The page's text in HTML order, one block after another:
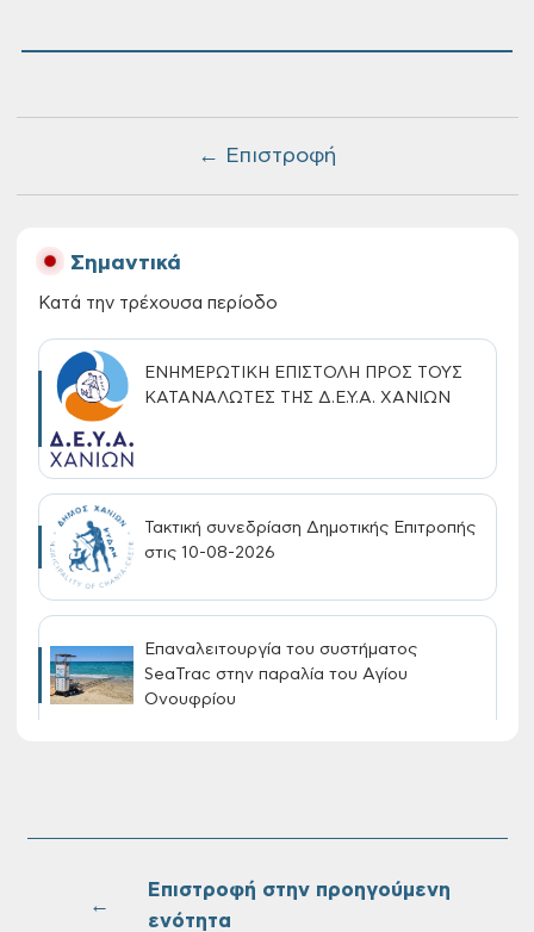
← Επιστροφή
Σημαντικά
Κατά την τρέχουσα περίοδο
ΕΝΗΜΕΡΩΤΙΚΗ ΕΠΙΣΤΟΛΗ ΠΡΟΣ ΤΟΥΣ
ΚΑΤΑΝΑΛΩΤΕΣ ΤΗΣ Δ.Ε.Υ.Α. ΧΑΝΙΩΝ
Τακτική συνεδρίαση Δημοτικής Επιτροπής
στις 10-08-2026
Επαναλειτουργία του συστήματος
SeaTrac στην παραλία του Αγίου
Ονουφρίου
πίνακες της προκήρυξης ΣΟΧ 3/2026 του
←
Επιστροφή στην προηγούμενη
ενότητα